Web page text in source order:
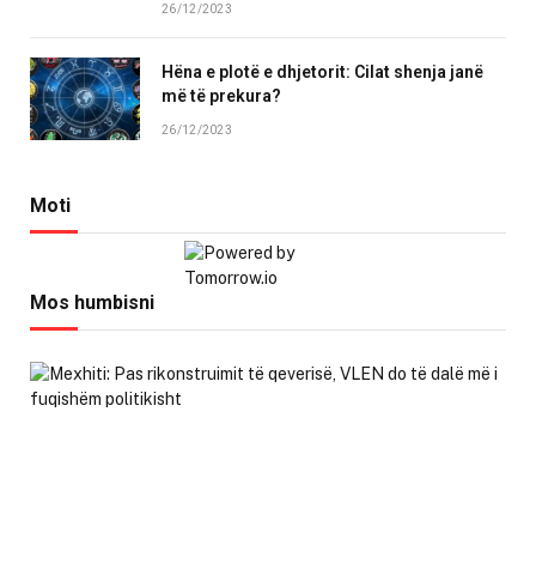
26/12/2023
Hëna e plotë e dhjetorit: Cilat shenja janë
më të prekura?
26/12/2023
Moti
Mos humbisni